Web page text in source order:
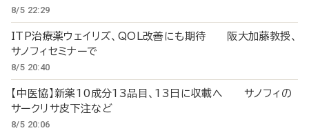
8/5 22:29
ITP治療薬ウェイリズ、QOL改善にも期待 阪大加藤教授、
サノフィセミナーで
8/5 20:40
【中医協】新薬10成分13品目、13日に収載へ サノフィの
サークリサ皮下注など
8/5 20:06